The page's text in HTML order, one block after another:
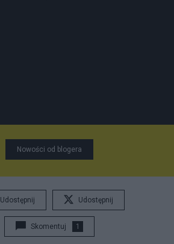
Nowości od blogera
Udostępnij Udostępnij
Skomentuj 1